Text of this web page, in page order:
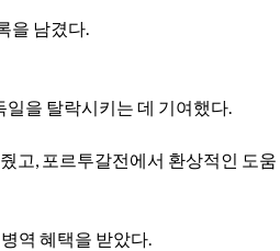
을 남겼다.
을 탈락시키는 데 기여했다.
고, 포르투갈전에서 환상적인 도움
역 혜택을 받았다.